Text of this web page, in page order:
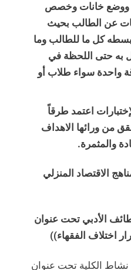
ووضع خانات وخصص
عن الطالب بحيث
كل ما للطالب وما
به حتى اللحظة في
واحدة سواء طلاب أو
اعتمد طرقاً
من ورائها الاهداف
والمثمرة.
الاقتصاد المنزلي
الأدبي تحت عنوان
اختلاف الفقهاء))
الكلية تحت عنوان